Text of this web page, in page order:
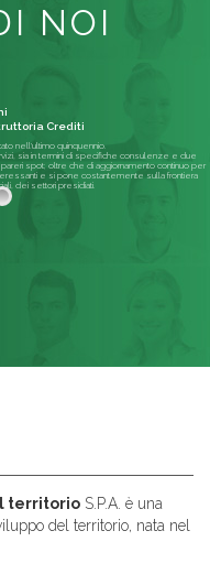
NOI
nell'ultimo quinquennio.
sia in termini di specifiche consulenze e due
spot; oltre che di aggiornamento continuo per
e si pone costantemente sulla frontiera
dei settori presidiati.
Crediti
territorio S.P.A. è una
del territorio, nata nel